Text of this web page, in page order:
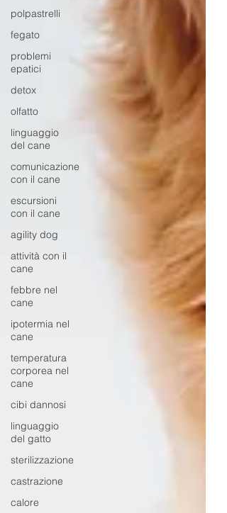
polpastrelli
fegato
problemi
epatici
detox
olfatto
linguaggio
del cane
comunicazione
con il cane
escursioni
con il cane
agility dog
attività con il
cane
febbre nel
cane
ipotermia nel
cane
temperatura
corporea nel
cane
cibi dannosi
linguaggio
del gatto
sterilizzazione
castrazione
calore